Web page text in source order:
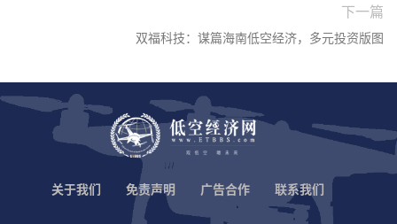
下一篇
双福科技：谋篇海南低空经济，多元投资版图
关于我们 免责声明 广告合作 联系我们